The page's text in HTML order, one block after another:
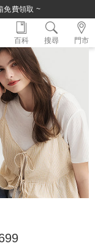
折！
門市
百科 搜尋